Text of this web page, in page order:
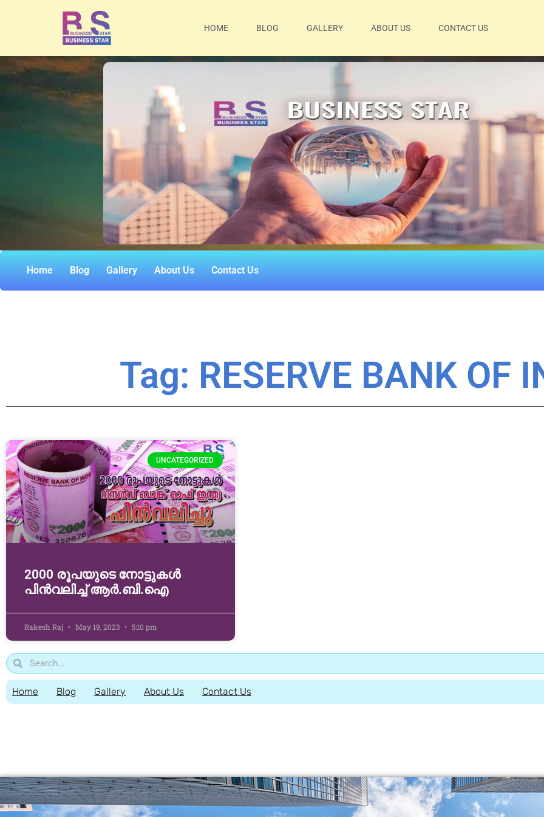
HOME BLOG GALLERY ABOUT US CONTACT US
Home Blog Gallery About Us Contact Us
Tag: RESERVE BANK OF
UNCATEGORIZED
2000 രൂപയുടെ നോട്ടുകള്‍
പിന്‍വലിച്ച് ആര്‍.ബി.ഐ
Rakesh Raj May 19, 2023 5:10 pm
Home Blog Gallery About Us Contact Us